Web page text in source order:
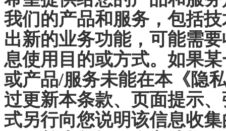
我们的产品和服务，包括
出新的业务功能，可能需
息使用目的或方式。如果
或产品/服务未能在本《隐
过更新本条款、页面提示
式另行向您说明该信息收